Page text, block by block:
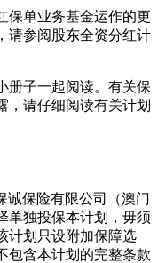
保单业务基金运作的更
请参阅股东全资分红计
册子一起阅读。有关保
，请仔细阅读有关计划
诚保险有限公司（澳门
单独投保本计划，毋须
计划只设附加保障选
包含本计划的完整条款